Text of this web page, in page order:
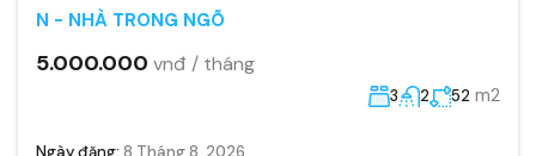
N - NHÀ TRONG NGÕ
5.000.000 vnđ / tháng
3 2 52 m2
Ngày đăng: 8 Tháng 8, 2026